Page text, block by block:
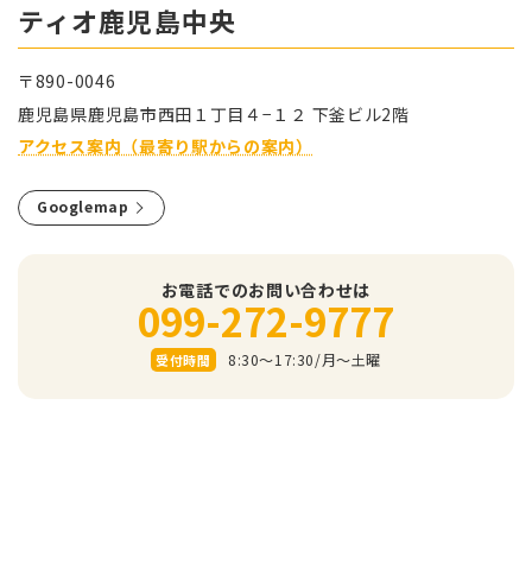
ティオ⿅児島中央
〒890-0046
⿅児島県⿅児島市⻄⽥１丁⽬４−１２ 下釜ビル2階
アクセス案内（最寄り駅からの案内）
Googlemap
お電話でのお問い合わせは
099-272-9777
受付時間 8:30～17:30/⽉〜⼟曜